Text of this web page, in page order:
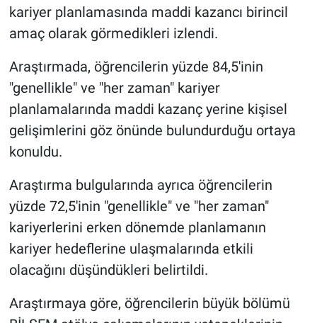
kariyer planlamasında maddi kazancı birincil
amaç olarak görmedikleri izlendi.
Araştırmada, öğrencilerin yüzde 84,5'inin
"genellikle" ve "her zaman" kariyer
planlamalarında maddi kazanç yerine kişisel
gelişimlerini göz önünde bulundurduğu ortaya
konuldu.
Araştırma bulgularında ayrıca öğrencilerin
yüzde 72,5'inin "genellikle" ve "her zaman"
kariyerlerini erken dönemde planlamanın
kariyer hedeflerine ulaşmalarında etkili
olacağını düşündükleri belirtildi.
Araştırmaya göre, öğrencilerin büyük bölümü